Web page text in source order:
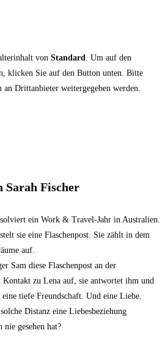
von Standard. Um auf den
klicken Sie auf den Button unten. Bitte
an Drittanbieter weitergegeben werden.
Sarah Fischer
ein Work & Travel-Jahr in Australien.
sie eine Flaschenpost. Sie zählt in dem
auf.
Sam diese Flaschenpost an der
zu Lena auf, sie antwortet ihm und
tiefe Freundschaft. Und eine Liebe.
Distanz eine Liebesbeziehung
nie gesehen hat?